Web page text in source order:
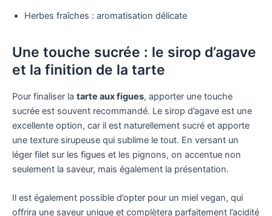
Herbes fraîches : aromatisation délicate
Une touche sucrée : le sirop d’agave
et la finition de la tarte
Pour finaliser la tarte aux figues, apporter une touche
sucrée est souvent recommandé. Le sirop d’agave est une
excellente option, car il est naturellement sucré et apporte
une texture sirupeuse qui sublime le tout. En versant un
léger filet sur les figues et les pignons, on accentue non
seulement la saveur, mais également la présentation.
Il est également possible d’opter pour un miel vegan, qui
offrira une saveur unique et complètera parfaitement l’acidité